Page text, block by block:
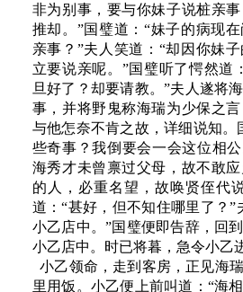
非为别事，要与你妹子说桩亲
推却。”国璧道：“妹子的病现
亲事？”夫人笑道：“却因你妹
立要说亲呢。”国璧听了愕然道
旦好了？却要请教。”夫人遂将
事，并将野鬼称海瑞为少保之
与他怎奈不肯之故，详细说知。
些奇事？我倒要会一会这位相
海秀才未曾禀过父母，故不敢
的人，必重名望，故唤贤侄代
道：“甚好，但不知住哪里了？”
小乙店中。”国璧便即告辞，回
小乙店中。时已将暮，急令小乙
小乙领命，走到客房，正见海
里用饭。小乙便上前叫道：“海